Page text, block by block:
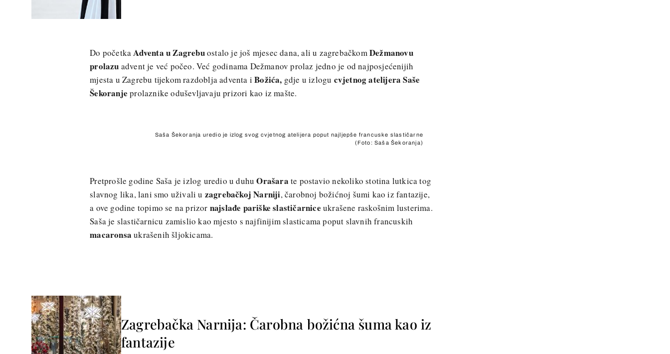
Do početkaAdventa u Zagrebuostalo je još mjesec dana, ali u zagrebačkomDežmanovu
prolazu advent je već počeo. Već godinama Dežmanov prolaz jedno je od najposjećenijih
mjesta u Zagrebu tijekom razdoblja adventa iBožića, gdje u izlogu cvjetnog atelijera Saše
Šekoranje prolaznike oduševljavaju prizori kao iz mašte.
Saša Šekoranja uredio je izlog svog cvjetnog atelijera poput najljepše francuske slastičarne
(Foto: Saša Šekoranja)
Pretprošle godine Saša je izlog uredio u duhuOrašara te postavio nekoliko stotina lutkica tog
slavnog lika, lani smo uživali u zagrebačkoj Narniji, čarobnoj božićnoj šumi kao iz fantazije,
a ove godine topimo se na prizor najslađe pariške slastičarnice ukrašene raskošnim lusterima.
Saša je slastičarnicu zamislio kao mjesto s najfinijim slasticama poput slavnih francuskih
macaronsa ukrašenih šljokicama.
Zagrebačka Narnija: Čarobna božićna šuma kao iz
fantazije